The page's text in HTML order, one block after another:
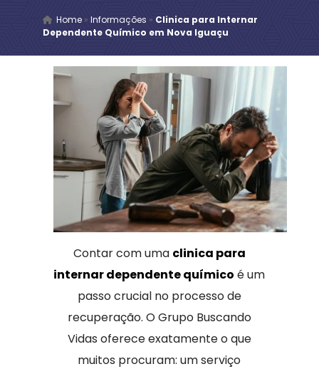
Home» Informações » Clinica para Internar
Dependente Químico em Nova Iguaçu
Contar com uma clinica para
internar dependente químico é um
passo crucial no processo de
recuperação. O Grupo Buscando
Vidas oferece exatamente o que
muitos procuram: um serviço